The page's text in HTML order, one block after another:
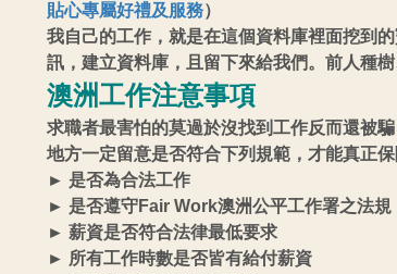
貼心專屬好禮及服務）
我自己的工作，就是在這個資料庫裡面挖到
訊，建立資料庫，且留下來給我們。前人種樹
澳洲工作注意事項
求職者最害怕的莫過於沒找到工作反而還被
地方一定留意是否符合下列規範，才能真正保
► 是否為合法工作
► 是否遵守Fair Work澳洲公平工作署之法規
► 薪資是否符合法律最低要求
► 所有工作時數是否皆有給付薪資